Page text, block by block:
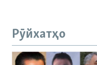
Рӯйхатҳо